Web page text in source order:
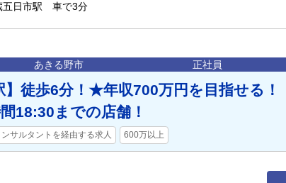
日市駅 車で3分
あきる野市 正社員
】徒歩6分！★年収700万円を目指せる！
18:30までの店舗！
ンサルタントを経由する求人 600万以上